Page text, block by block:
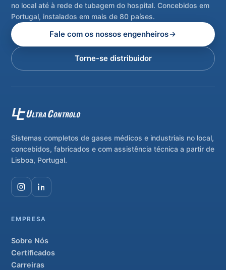
no local até à rede de tubagem do hospital. Concebidos em
Portugal, instalados em mais de 80 países.
Fale com os nossos engenheiros
Torne-se distribuidor
Sistemas completos de gases médicos e industriais no local,
concebidos, fabricados e com assistência técnica a partir de
Lisboa, Portugal.
EMPRESA
Sobre Nós
Certificados
Carreiras